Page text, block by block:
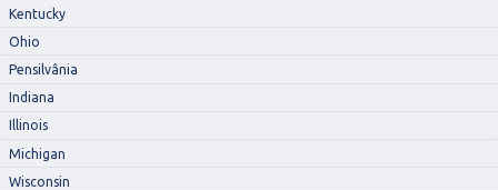
Kentucky
Ohio
Pensilvânia
Indiana
Illinois
Michigan
Wisconsin